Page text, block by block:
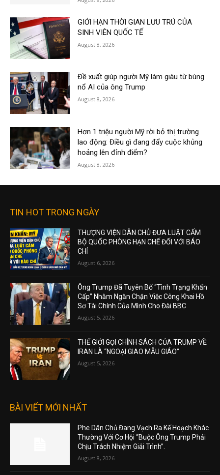
GIỚI HẠN THỜI GIAN LƯU TRÚ CỦA
SINH VIÊN QUỐC TẾ
August 8, 2026
Đề xuất giúp người Mỹ làm giàu từ bùng
nổ AI của ông Trump
August 8, 2026
Hơn 1 triệu người Mỹ rời bỏ thị trường
lao động: Điều gì đang đẩy cuộc khủng
hoảng lên đỉnh điểm?
August 8, 2026
TIN HOT TRONG NGÀY
THƯỢNG VIỆN DÂN CHỦ ĐƯA LUẬT CẤM
BỘ QUỐC PHÒNG HẠN CHẾ ĐỐI VỚI BÁO
CHÍ
August 6, 2026
Ông Trump Đã Tuyên Bố “Tình Trạng Khẩn
Cấp” Nhằm Ngăn Chặn Việc Công Khai Hồ
Sơ Tài Chính Của Mình Cho Đài BBC
August 5, 2026
THẾ GIỚI GỌI CHÍNH SÁCH CỦA TRUMP VỀ
IRAN LÀ “NGOẠI GIAO MẪU GIÁO”
August 5, 2026
BÀI VIẾT MỚI NHẤT
Phe Dân Chủ Đang Vạch Ra Kế Hoạch Khác
Thường Với Cơ Hội “Buộc Ông Trump Phải
Chịu Trách Nhiệm Giải Trình”.
August 8, 2026